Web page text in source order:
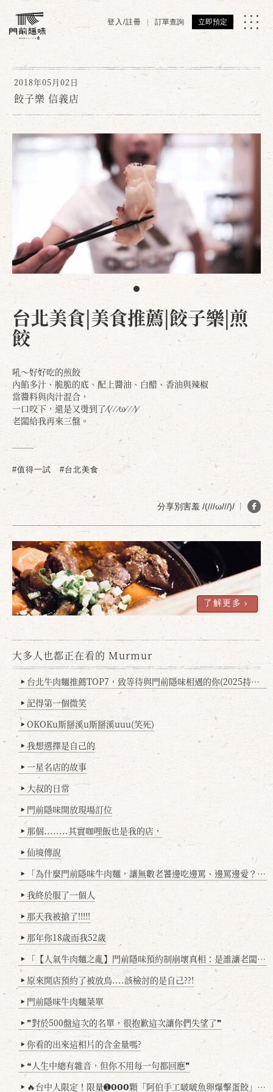
登入/註冊 訂單查詢 立即預定
2018年05月02日
餃子樂 信義店
台北美食|美食推薦|餃子樂|煎
餃
吼～好好吃的煎餃
內餡多汁、脆脆的底、配上醬油、白醋、香油與辣椒
當醬料與肉汁混合，
一口咬下，還是又燙到了⁄(⁄ ⁄ ⁄ω⁄ ⁄ ⁄)⁄
老闆給我再來三盤。
#值得一試 #台北美食
分享別害羞 /(///ω///)/
了解更多
大多人也都正在看的 Murmur
▶ 台北牛肉麵推薦TOP7，致等待與門前隱味相遇的你(2025持續更新
▶ 記得第一個微笑
▶ OKOKu斯掰溪u斯掰溪uuu(笑死)
▶ 我想選擇是自己的
▶ 一星名店的故事
▶ 大叔的日常
▶ 門前隱味開放現場訂位
▶ 那個........其實咖哩飯也是我的店，
▶ 仙境傳說
▶ 「為什麼門前隱味牛肉麵，讓無數老饕邊吃邊罵、邊罵邊愛？小辣雞揭密！」
▶ 我終於服了一個人
▶ 那天我被搶了!!!!!
▶ 那年你18歲而我52歲
▶ 「【人氣牛肉麵之亂】門前隱味預約制崩壞真相：是誰讓老闆心灰意冷？」
▶ 原來開店預約了被放鳥....該檢討的是自己??!
▶ 門前隱味牛肉麵菜單
▶ ❞對於500盤這次的名單，很抱歉這次讓你們失望了❞
▶ 你看的出來這相片的含金量嗎?
▶ ❝人生中總有雜音，但你不用每一句都回應❞
▶ 🔥台中人限定！限量➊𝟬𝟬𝟬顆「阿伯手工啵啵魚卵爆擊蛋餃」台北已被搶爆2萬顆，最後名額門前隱味只留給你！🥟💥
取消